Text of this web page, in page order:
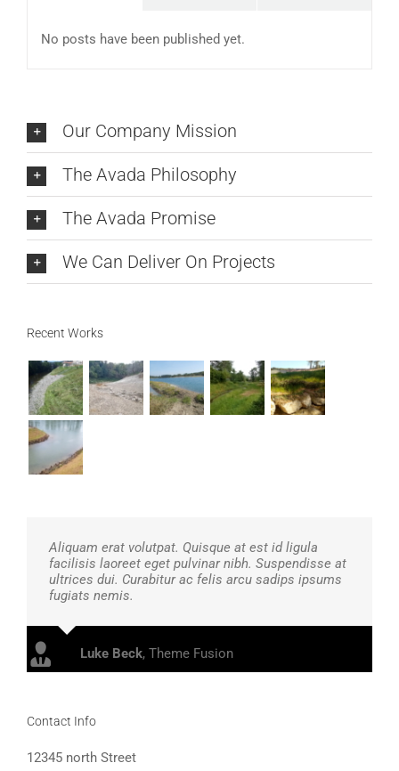
No posts have been published yet.
Our Company Mission
The Avada Philosophy
The Avada Promise
We Can Deliver On Projects
Recent Works
Aliquam erat volutpat. Quisque at est id ligula
facilisis laoreet eget pulvinar nibh. Suspendisse at
ultrices dui. Curabitur ac felis arcu sadips ipsums
fugiats nemis.
Luke Beck, Theme Fusion
Contact Info
12345 north Street